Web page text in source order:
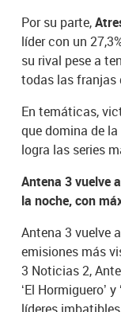
Por su parte,
líder con un
su rival pese a
todas las franjas
En temáticas,
que domina de
logra las series
Antena 3 vuelve
la noche, con
Antena 3 vuelve
emisiones más
3 Noticias 2,
‘El Hormiguero’